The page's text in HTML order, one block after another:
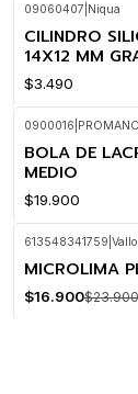
09060407 Niqua
CILINDRO
14X12 MM
$3.490
0900016 PROMANO
BOLA DE
MEDIO
$19.900
-29%
OFF
613548341759
MICROLIMA
$16.900$23.900